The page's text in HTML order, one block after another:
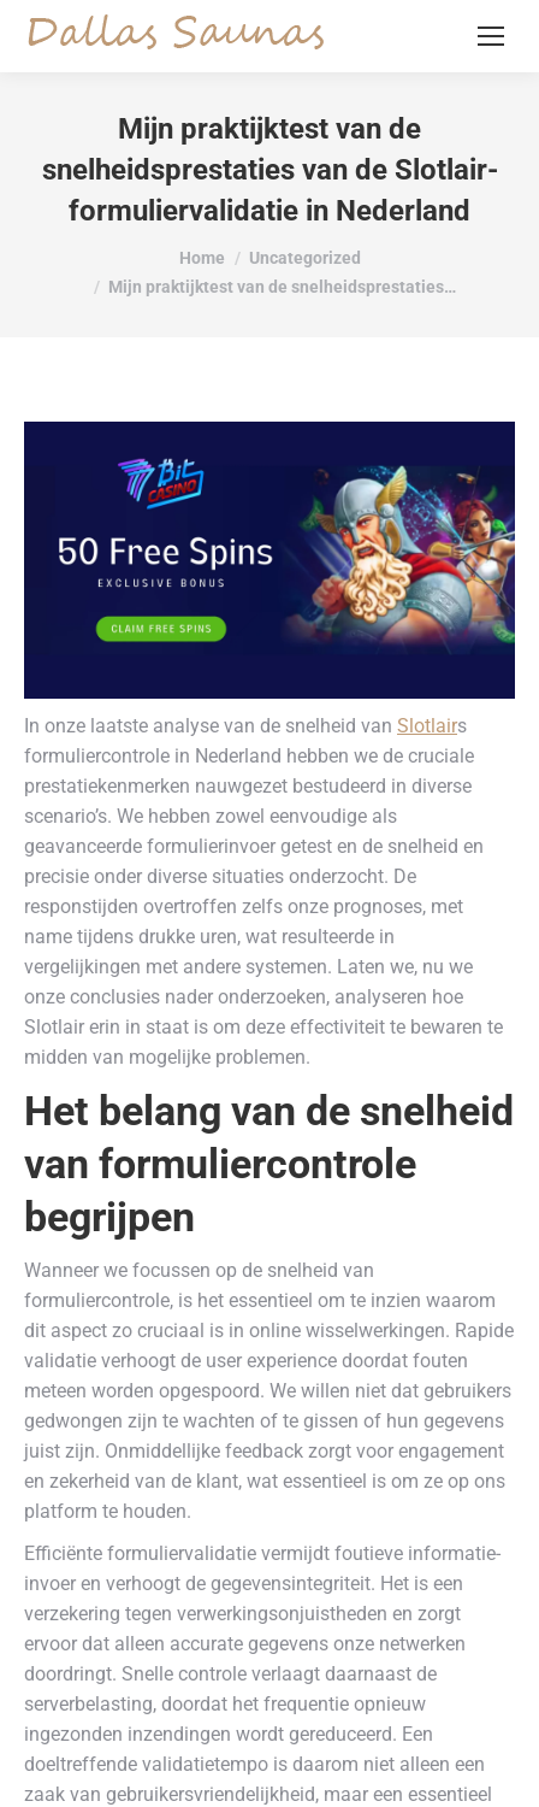
Mijn praktijktest van de
snelheidsprestaties van de Slotlair-
formuliervalidatie in Nederland
Home
Uncategorized
Mijn praktijktest van de snelheidsprestaties…
In onze laatste analyse van de snelheid van Slotlairs
formuliercontrole in Nederland hebben we de cruciale
prestatiekenmerken nauwgezet bestudeerd in diverse
scenario’s. We hebben zowel eenvoudige als
geavanceerde formulierinvoer getest en de snelheid en
precisie onder diverse situaties onderzocht. De
responstijden overtroffen zelfs onze prognoses, met
name tijdens drukke uren, wat resulteerde in
vergelijkingen met andere systemen. Laten we, nu we
onze conclusies nader onderzoeken, analyseren hoe
Slotlair erin in staat is om deze effectiviteit te bewaren te
midden van mogelijke problemen.
Het belang van de snelheid
van formuliercontrole
begrijpen
Wanneer we focussen op de snelheid van
formuliercontrole, is het essentieel om te inzien waarom
dit aspect zo cruciaal is in online wisselwerkingen. Rapide
validatie verhoogt de user experience doordat fouten
meteen worden opgespoord. We willen niet dat gebruikers
gedwongen zijn te wachten of te gissen of hun gegevens
juist zijn. Onmiddellijke feedback zorgt voor engagement
en zekerheid van de klant, wat essentieel is om ze op ons
platform te houden.
Efficiënte formuliervalidatie vermijdt foutieve informatie-
invoer en verhoogt de gegevensintegriteit. Het is een
verzekering tegen verwerkingsonjuistheden en zorgt
ervoor dat alleen accurate gegevens onze netwerken
doordringt. Snelle controle verlaagt daarnaast de
serverbelasting, doordat het frequentie opnieuw
ingezonden inzendingen wordt gereduceerd. Een
doeltreffende validatietempo is daarom niet alleen een
zaak van gebruikersvriendelijkheid, maar een essentieel